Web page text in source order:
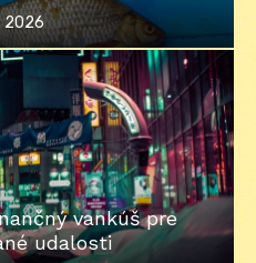
2026
vankúš pre
udalosti